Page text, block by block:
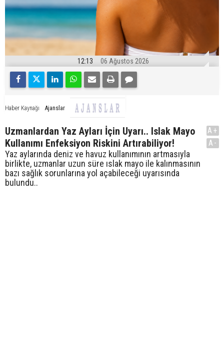
12:13 06 Ağustos 2026
Haber Kaynağı Ajanslar
Uzmanlardan Yaz Ayları İçin Uyarı.. Islak Mayo
Kullanımı Enfeksiyon Riskini Artırabiliyor!
Yaz aylarında deniz ve havuz kullanımının artmasıyla
birlikte, uzmanlar uzun süre ıslak mayo ile kalınmasının
bazı sağlık sorunlarına yol açabileceği uyarısında
bulundu..
A+
A-